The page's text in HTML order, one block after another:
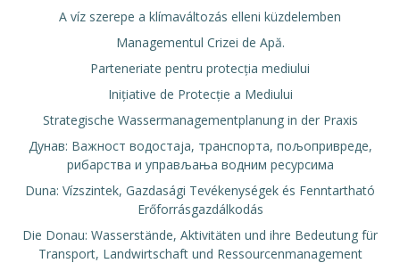
A víz szerepe a klímaváltozás elleni küzdelemben
Managementul Crizei de Apă.
Parteneriate pentru protecția mediului
Inițiative de Protecție a Mediului
Strategische Wassermanagementplanung in der Praxis
Дунав: Важност водостаја, транспорта, пољопривреде,
рибарства и управљања водним ресурсима
Duna: Vízszintek, Gazdasági Tevékenységek és Fenntartható
Erőforrásgazdálkodás
Die Donau: Wasserstände, Aktivitäten und ihre Bedeutung für
Transport, Landwirtschaft und Ressourcenmanagement